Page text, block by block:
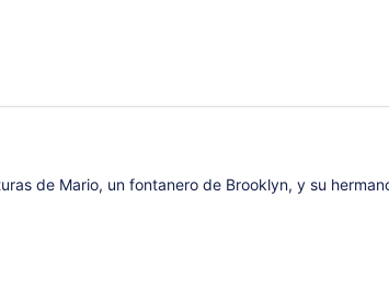
de Mario, un fontanero de Brooklyn, y su